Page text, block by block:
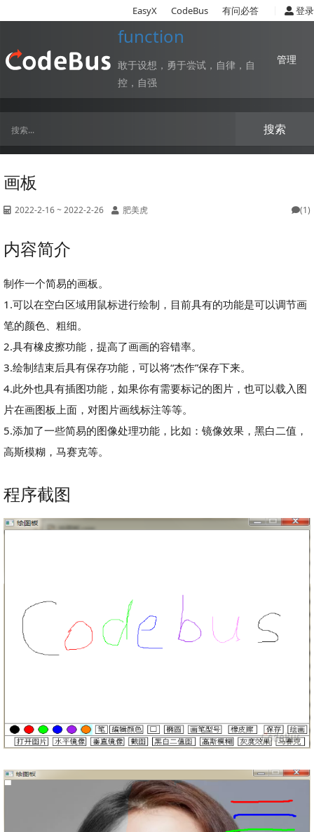
EasyX CodeBus 有问必答 登录
function
敢于设想，勇于尝试，自律，自
控，自强
管理
画板
2022-2-16 ~ 2022-2-26 肥美虎 (1)
内容简介
制作一个简易的画板。
1.可以在空白区域用鼠标进行绘制，目前具有的功能是可以调节画
笔的颜色、粗细。
2.具有橡皮擦功能，提高了画画的容错率。
3.绘制结束后具有保存功能，可以将“杰作”保存下来。
4.此外也具有插图功能，如果你有需要标记的图片，也可以载入图
片在画图板上面，对图片画线标注等等。
5.添加了一些简易的图像处理功能，比如：镜像效果，黑白二值，
高斯模糊，马赛克等。
程序截图
搜索